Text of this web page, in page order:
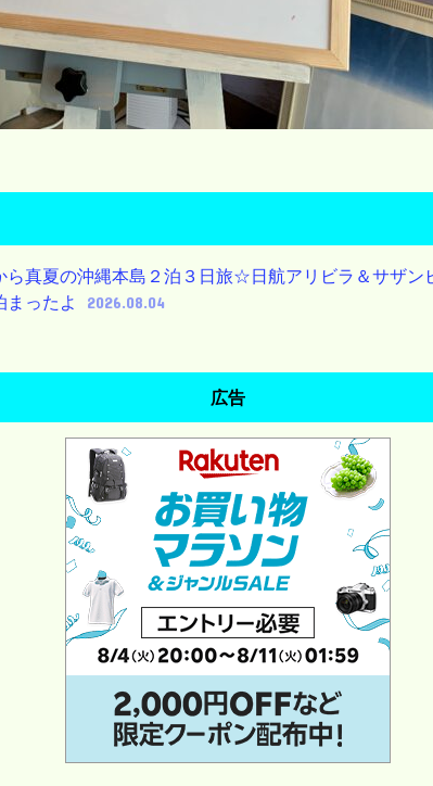
ら真夏の沖縄本島２泊３日旅☆日航アリビラ＆サザン
まったよ
2026.08.04
広告